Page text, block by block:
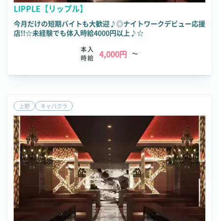
LIPPLE【リップル】
今月だけの短期バイトも大歓迎♪◎ナイトワークデビュー応援
店!!☆未経験でも体入時給4000円以上♪☆
本入
時給
4,000円 ～
上野 キャバクラ